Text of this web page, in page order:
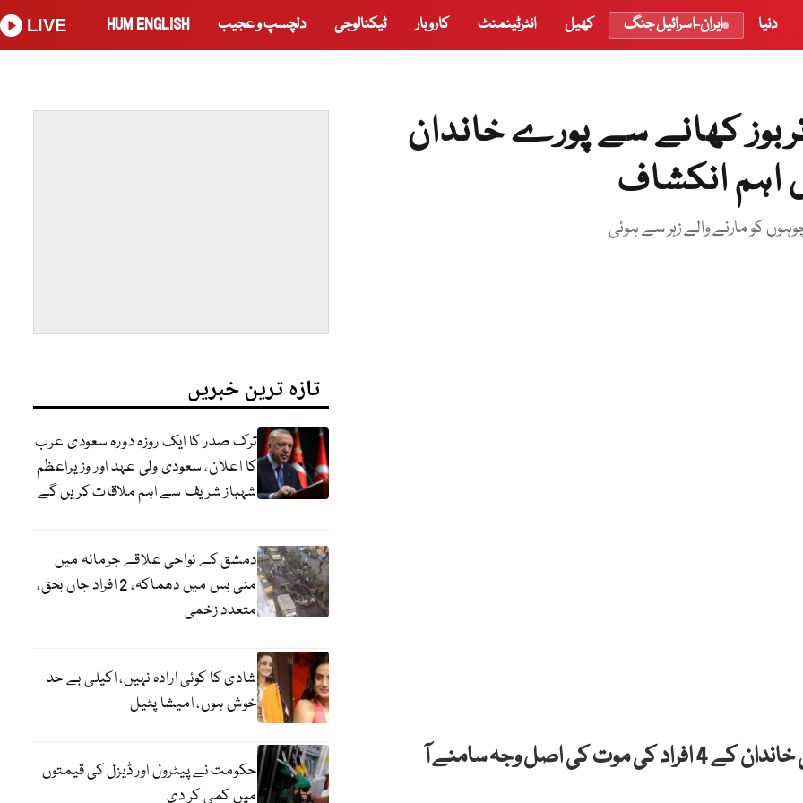
دنیا ایران-اسرائیل جنگ کھیل انٹرٹینمنٹ کاروبار ٹیکنالوجی دلچسپ و عجیب HUM ENGLISH
LIVE
کھانے سے پورے خاندان
اہم انکشاف
کو مارنے والے زہر سے ہوئی
بھارت میں بریانی کے بعد تربوز کھانے سے ایک ہی خاندان کے 4 افراد کی موت کی اصل وجہ سامنے آ
تازہ ترین خبریں
ترک صدر کا ایک روزہ دورہ سعودی عرب
کا اعلان، سعودی ولی عہد اور وزیراعظم
شہباز شریف سے اہم ملاقات کریں گے
دمشق کے نواحی علاقے جرمانہ میں
منی بس میں دھماکہ، 2 افراد جاں بحق،
متعدد زخمی
شادی کا کوئی ارادہ نہیں، اکیلی بے حد
خوش ہوں، امیشا پٹیل
حکومت نے پیٹرول اور ڈیزل کی قیمتوں
میں کمی کر دی